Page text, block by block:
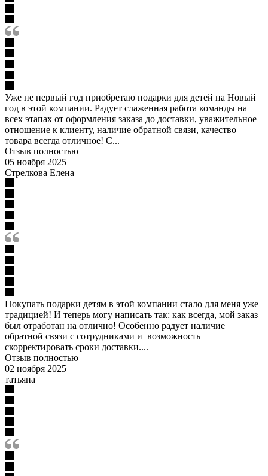
Уже не первый год приобретаю подарки для детей на Новый
год в этой компании. Радует слаженная работа команды на
всех этапах от оформления заказа до доставки, уважительное
отношение к клиенту, наличие обратной связи, качество
товара всегда отличное! С...
Отзыв полностью
05 ноября 2025
Стрелкова Елена
Покупать подарки детям в этой компании стало для меня уже
традицией! И теперь могу написать так: как всегда, мой заказ
был отработан на отлично! Особенно радует наличие
обратной связи с сотрудниками и возможность
скорректировать сроки доставки....
Отзыв полностью
02 ноября 2025
татьяна